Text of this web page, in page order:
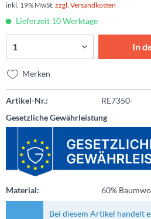
inkl. 19% MwSt. zzgl. Versandkosten
Lieferzeit 10 Werktage
In
Merken
Artikel-Nr.:
RE7350-
Gesetzliche Gewährleistung
Material: 60%
Bei diesem Artikel handelt